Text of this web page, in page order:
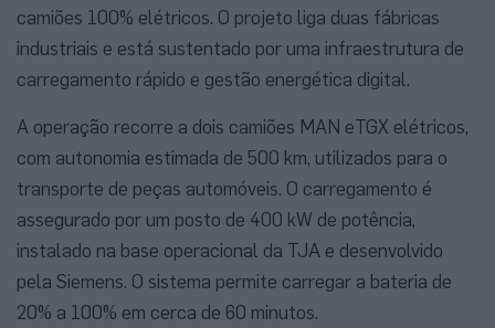
camiões 100% elétricos. O projeto liga duas fábricas
industriais e está sustentado por uma infraestrutura de
carregamento rápido e gestão energética digital.
A operação recorre a dois camiões MAN eTGX elétricos,
com autonomia estimada de 500 km, utilizados para o
transporte de peças automóveis. O carregamento é
assegurado por um posto de 400 kW de potência,
instalado na base operacional da TJA e desenvolvido
pela Siemens. O sistema permite carregar a bateria de
20% a 100% em cerca de 60 minutos.